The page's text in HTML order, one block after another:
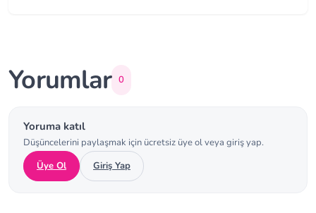
Yorumlar 0
Yoruma katıl
Düşüncelerini paylaşmak için ücretsiz üye ol veya giriş yap.
Üye Ol
Giriş Yap